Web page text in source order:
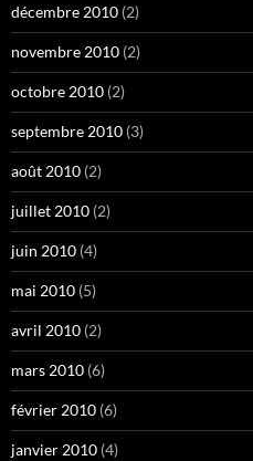
décembre 2010 (2)
novembre 2010 (2)
octobre 2010 (2)
septembre 2010 (3)
août 2010 (2)
juillet 2010 (2)
juin 2010 (4)
mai 2010 (5)
avril 2010 (2)
mars 2010 (6)
février 2010 (6)
janvier 2010 (4)